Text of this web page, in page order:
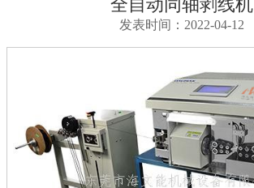
全自动同轴剥线机
发表时间：2022-04-12